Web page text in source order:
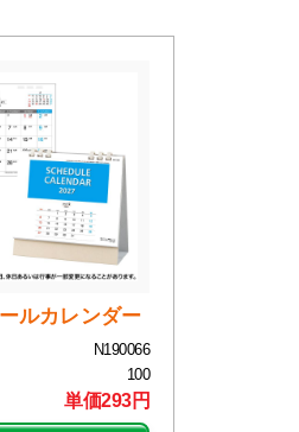
ルカレンダー
N190066
100
単価293円